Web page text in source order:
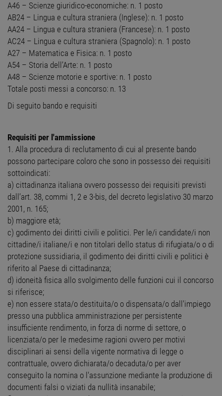
A46 – Scienze giuridico-economiche: n. 1 posto
AB24 – Lingua e cultura straniera (Inglese): n. 1 posto
AA24 – Lingua e cultura straniera (Francese): n. 1 posto
AC24 – Lingua e cultura straniera (Spagnolo): n. 1 posto
A27 – Matematica e Fisica: n. 1 posto
A54 – Storia dell’Arte: n. 1 posto
A48 – Scienze motorie e sportive: n. 1 posto
Totale posti messi a concorso: n. 13
Di seguito bando e requisiti
Requisiti per l'ammissione
1. Alla procedura di reclutamento di cui al presente bando
possono partecipare coloro che sono in possesso dei requisiti
sottoindicati:
a) cittadinanza italiana ovvero possesso dei requisiti previsti
dall’art. 38, commi 1, 2 e 3-bis, del decreto legislativo 30 marzo
2001, n. 165;
b) maggiore età;
c) godimento dei diritti civili e politici. Per le/i candidate/i non
cittadine/i italiane/i e non titolari dello status di rifugiata/o o di
protezione sussidiaria, il godimento dei diritti civili e politici è
riferito al Paese di cittadinanza;
d) idoneità fisica allo svolgimento delle funzioni cui il concorso
si riferisce;
e) non essere stata/o destituita/o o dispensata/o dall'impiego
presso una pubblica amministrazione per persistente
insufficiente rendimento, in forza di norme di settore, o
licenziata/o per le medesime ragioni ovvero per motivi
disciplinari ai sensi della vigente normativa di legge o
contrattuale, ovvero dichiarata/o decaduta/o per aver
conseguito la nomina o l'assunzione mediante la produzione di
documenti falsi o viziati da nullità insanabile;